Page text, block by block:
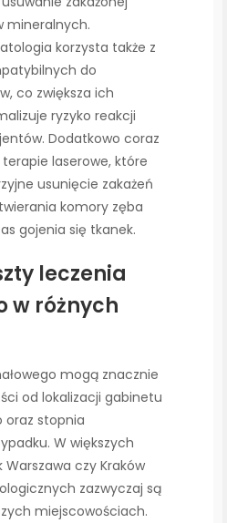
mineralnych.
korzysta także z
do
co zwiększa ich
ryzyko reakcji
Dodatkowo coraz
laserowe, które
usunięcie zakażeń
komory zęba
gojenia się tkanek.
leczenia
w różnych
mogą znacznie
od lokalizacji gabinetu
stopnia
W większych
czy Kraków
zazwyczaj są
miejscowościach.